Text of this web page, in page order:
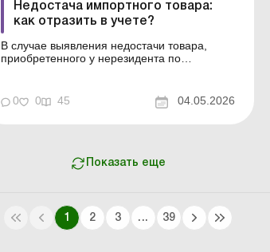
Недостача импортного товара:
как отразить в учете?
В случае выявления недостачи товара,
приобретенного у нерезидента по
оформить и отразить недостачу в бухучете,
а также какими будут налоговые
0 0 45 04.05.2026
Показать еще
1 2 3 ... 39